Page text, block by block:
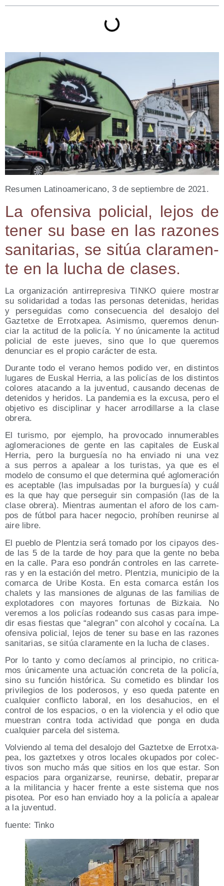
Resu­men Lati­no­ame­ri­cano, 3 de sep­tiem­bre de 2021.
La ofen­si­va poli­cial, lejos de
tener su base en las razo­nes
sani­ta­rias, se sitúa cla­ra­men­
te en la lucha de clases.
La orga­ni­za­ción anti­rre­pre­si­va TINKO quie­re mos­trar
su soli­da­ri­dad a todas las per­so­nas dete­ni­das, heri­das
y per­se­gui­das como con­se­cuen­cia del des­alo­jo del
Gaz­tetxe de Errotxa­pea. Asi­mis­mo, que­re­mos denun­
ciar la acti­tud de la poli­cía. Y no úni­ca­men­te la acti­tud
poli­cial de este jue­ves, sino que lo que que­re­mos
denun­ciar es el pro­pio carác­ter de esta.
Duran­te todo el verano hemos podi­do ver, en dis­tin­tos
luga­res de Eus­kal Herria, a las poli­cías de los dis­tin­tos
colo­res ata­can­do a la juven­tud, cau­san­do dece­nas de
dete­ni­dos y heri­dos. La pan­de­mia es la excu­sa, pero el
obje­ti­vo es dis­ci­pli­nar y hacer arro­di­llar­se a la cla­se
obrera.
El turis­mo, por ejem­plo, ha pro­vo­ca­do innu­me­ra­bles
aglo­me­ra­cio­nes de gen­te en las capi­ta­les de Eus­kal
Herria, pero la bur­gue­sía no ha envia­do ni una vez
a sus perros a apa­lear a los turis­tas, ya que es el
mode­lo de con­su­mo el que deter­mi­na qué aglo­me­ra­ción
es acep­ta­ble (las impul­sa­das por la bur­gue­sía) y cuál
es la que hay que per­se­guir sin com­pa­sión (las de la
cla­se obre­ra). Mien­tras aumen­tan el afo­ro de los cam­
pos de fút­bol para hacer nego­cio, prohí­ben reu­nir­se al
aire libre.
El pue­blo de Plen­tzia será toma­do por los cipa­yos des­
de las 5 de la tar­de de hoy para que la gen­te no beba
en la calle. Para eso pon­drán con­tro­les en las carre­te­
ras y en la esta­ción del metro. Plen­tzia, muni­ci­pio de la
comar­ca de Uri­be Kos­ta. En esta comar­ca están los
cha­lets y las man­sio­nes de algu­nas de las fami­lias de
explo­ta­do­res con mayo­res for­tu­nas de Biz­kaia. No
vere­mos a los poli­cías rodean­do sus casas para impe­
dir esas fies­tas que “ale­gran” con alcohol y cocaí­na. La
ofen­si­va poli­cial, lejos de tener su base en las razo­nes
sani­ta­rias, se sitúa cla­ra­men­te en la lucha de clases.
Por lo tan­to y como decía­mos al prin­ci­pio, no cri­ti­ca­
mos úni­ca­men­te una actua­ción con­cre­ta de la poli­cía,
sino su fun­ción his­tó­ri­ca. Su come­ti­do es blin­dar los
pri­vi­le­gios de los pode­ro­sos, y eso que­da paten­te en
cual­quier con­flic­to labo­ral, en los desahu­cios, en el
con­trol de los espa­cios, o en la vio­len­cia y el odio que
mues­tran con­tra toda acti­vi­dad que pon­ga en duda
cual­quier par­ce­la del sistema.
Vol­vien­do al tema del des­alo­jo del Gaz­tetxe de Errotxa­
pea, los gaz­tetxes y otros loca­les oku­pa­dos por colec­
ti­vos son mucho más que sitios en los que estar. Son
espa­cios para orga­ni­zar­se, reu­nir­se, deba­tir, pre­pa­rar
a la mili­tan­cia y hacer fren­te a este sis­te­ma que nos
piso­tea. Por eso han envia­do hoy a la poli­cía a apa­lear
a la juventud.
fuen­te: Tinko